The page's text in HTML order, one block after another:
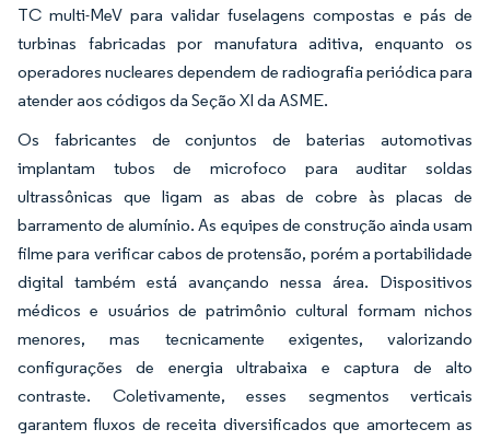
TC multi-MeV para validar fuselagens compostas e pás de
turbinas fabricadas por manufatura aditiva, enquanto os
operadores nucleares dependem de radiografia periódica para
atender aos códigos da Seção XI da ASME.
Os fabricantes de conjuntos de baterias automotivas
implantam tubos de microfoco para auditar soldas
ultrassônicas que ligam as abas de cobre às placas de
barramento de alumínio. As equipes de construção ainda usam
filme para verificar cabos de protensão, porém a portabilidade
digital também está avançando nessa área. Dispositivos
médicos e usuários de patrimônio cultural formam nichos
menores, mas tecnicamente exigentes, valorizando
configurações de energia ultrabaixa e captura de alto
contraste. Coletivamente, esses segmentos verticais
garantem fluxos de receita diversificados que amortecem as